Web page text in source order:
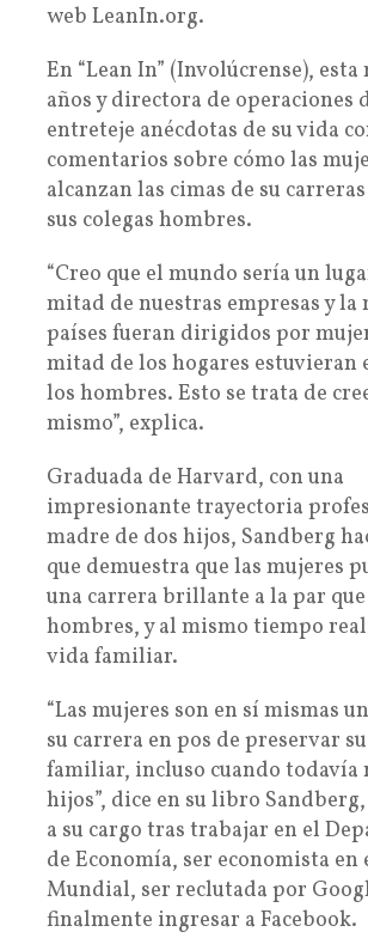
web LeanIn.org.
En “Lean In” (Involúcrense), esta
años y directora de operaciones
entreteje anécdotas de su vida
comentarios sobre cómo las
alcanzan las cimas de su
sus colegas hombres.
“Creo que el mundo sería un
mitad de nuestras empresas y la
países fueran dirigidos por
mitad de los hogares estuvieran
los hombres. Esto se trata de
mismo”, explica.
Graduada de Harvard, con una
impresionante trayectoria
madre de dos hijos, Sandberg
que demuestra que las mujeres
una carrera brillante a la par
hombres, y al mismo tiempo
vida familiar.
“Las mujeres son en sí mismas
su carrera en pos de preservar
familiar, incluso cuando todavía
hijos”, dice en su libro
a su cargo tras trabajar en el
de Economía, ser economista en
Mundial, ser reclutada por
finalmente ingresar a Facebook.